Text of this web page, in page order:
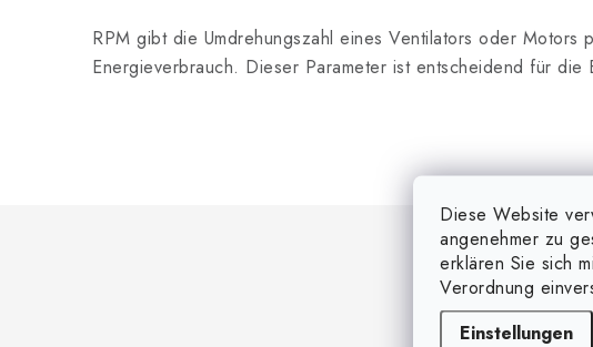
Diese Website
angenehmer zu
erklären Sie sich
Verordnung
Einstellungen
RPM gibt die Umdrehungszahl eines Ventilators oder
Energieverbrauch. Dieser Parameter ist entscheidend für